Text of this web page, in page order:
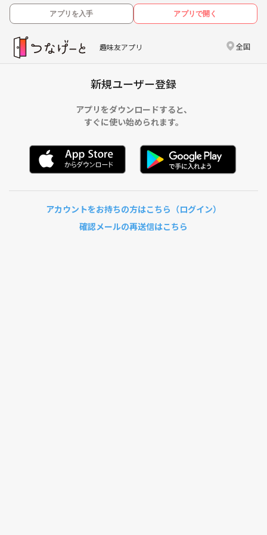
アプリを入手 アプリで開く
趣味友アプリ 全国
新規ユーザー登録
アプリをダウンロードすると、
すぐに使い始められます。
アカウントをお持ちの方はこちら（ログイン）
確認メールの再送信はこちら